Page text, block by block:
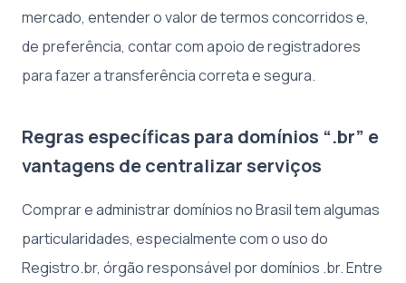
mercado, entender o valor de termos concorridos e,
de preferência, contar com apoio de registradores
para fazer a transferência correta e segura.
Regras específicas para domínios “.br” e
vantagens de centralizar serviços
Comprar e administrar domínios no Brasil tem algumas
particularidades, especialmente com o uso do
Registro.br, órgão responsável por domínios .br. Entre